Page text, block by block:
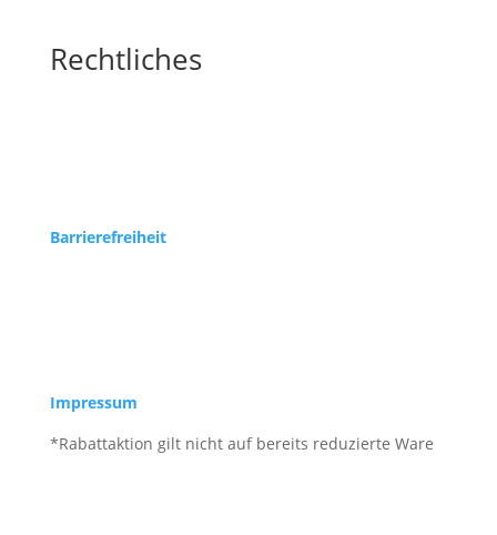
Rechtliches
Barrierefreiheit
Impressum
*Rabattaktion gilt nicht auf bereits reduzierte Ware